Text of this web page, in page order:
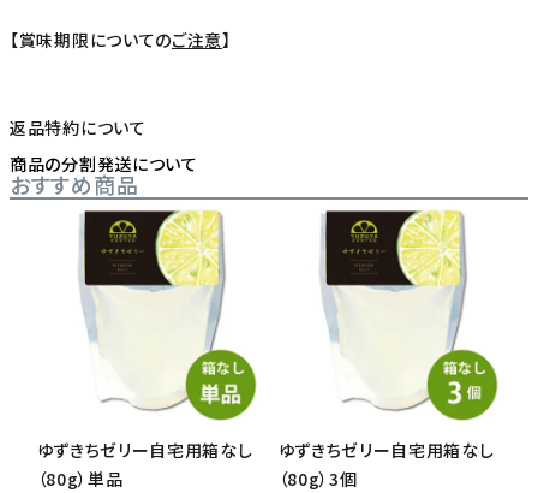
【賞味期限についてのご注意】
返品特約について
商品の分割発送について
おすすめ商品
ゆずきちゼリー自宅用箱なし
（80g）単品
ゆずきちゼリー自宅用箱なし
（80g）3個